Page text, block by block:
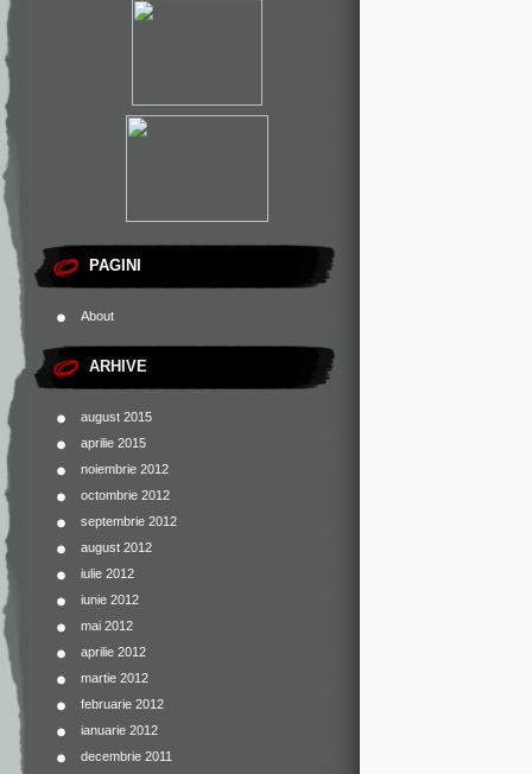
PAGINI
About
ARHIVE
august 2015
aprilie 2015
noiembrie 2012
octombrie 2012
septembrie 2012
august 2012
iulie 2012
iunie 2012
mai 2012
aprilie 2012
martie 2012
februarie 2012
ianuarie 2012
decembrie 2011